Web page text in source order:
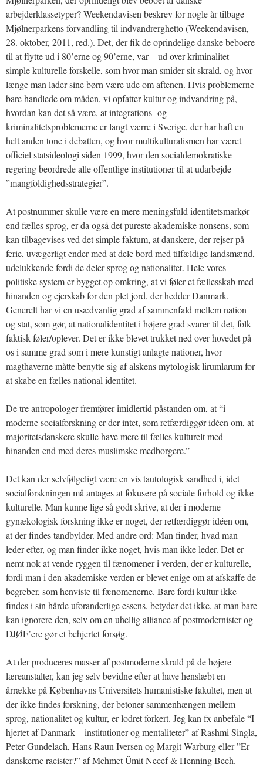
arbejderklassetyper? Weekendavisen beskrev for nogle år tilbage
Mjølnerparkens forvandling til indvandrerghetto (Weekendavisen,
28. oktober, 2011, red.). Det, der fik de oprindelige danske beboere
til at flytte ud i 80’erne og 90’erne, var – ud over kriminalitet –
simple kulturelle forskelle, som hvor man smider sit skrald, og hvor
længe man lader sine børn være ude om aftenen. Hvis problemerne
bare handlede om måden, vi opfatter kultur og indvandring på,
hvordan kan det så være, at integrations- og
kriminalitetsproblemerne er langt værre i Sverige, der har haft en
helt anden tone i debatten, og hvor multikulturalismen har været
officiel statsideologi siden 1999, hvor den socialdemokratiske
regering beordrede alle offentlige institutioner til at udarbejde
”mangfoldighedsstrategier”.
At postnummer skulle være en mere meningsfuld identitetsmarkør
end fælles sprog, er da også det pureste akademiske nonsens, som
kan tilbagevises ved det simple faktum, at danskere, der rejser på
ferie, uvægerligt ender med at dele bord med tilfældige landsmænd,
udelukkende fordi de deler sprog og nationalitet. Hele vores
politiske system er bygget op omkring, at vi føler et fællesskab med
hinanden og ejerskab for den plet jord, der hedder Danmark.
Generelt har vi en usædvanlig grad af sammenfald mellem nation
og stat, som gør, at nationalidentitet i højere grad svarer til det, folk
faktisk føler/oplever. Det er ikke blevet trukket ned over hovedet på
os i samme grad som i mere kunstigt anlagte nationer, hvor
magthaverne måtte benytte sig af alskens mytologisk lirumlarum for
at skabe en fælles national identitet.
De tre antropologer fremfører imidlertid påstanden om, at “i
moderne socialforskning er der intet, som retfærdiggør idéen om, at
majoritetsdanskere skulle have mere til fælles kulturelt med
hinanden end med deres muslimske medborgere.”
Det kan der selvfølgeligt være en vis tautologisk sandhed i, idet
socialforskningen må antages at fokusere på sociale forhold og ikke
kulturelle. Man kunne lige så godt skrive, at der i moderne
gynækologisk forskning ikke er noget, der retfærdiggør idéen om,
at der findes tandbylder. Med andre ord: Man finder, hvad man
leder efter, og man finder ikke noget, hvis man ikke leder. Det er
nemt nok at vende ryggen til fænomener i verden, der er kulturelle,
fordi man i den akademiske verden er blevet enige om at afskaffe de
begreber, som henviste til fænomenerne. Bare fordi kultur ikke
findes i sin hårde uforanderlige essens, betyder det ikke, at man bare
kan ignorere den, selv om en uhellig alliance af postmodernister og
DJØF’ere gør et behjertet forsøg.
At der produceres masser af postmoderne skrald på de højere
læreanstalter, kan jeg selv bevidne efter at have henslæbt en
årrække på Københavns Universitets humanistiske fakultet, men at
der ikke findes forskning, der betoner sammenhængen mellem
sprog, nationalitet og kultur, er lodret forkert. Jeg kan fx anbefale “I
hjertet af Danmark – institutioner og mentaliteter” af Rashmi Singla,
Peter Gundelach, Hans Raun Iversen og Margit Warburg eller ”Er
danskerne racister?” af Mehmet Ümit Necef & Henning Bech.